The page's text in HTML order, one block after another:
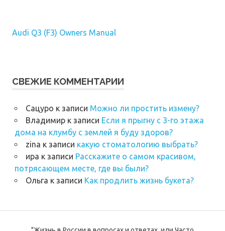
Audi Q3 (F3) Owners Manual
СВЕЖИЕ КОММЕНТАРИИ
Сацуро к записи Можно ли простить измену?
Владимирк записи Если я прыгну с 3-го этажа
дома на клумбу с землей я буду здоров?
zina к записи какую стоматологию выбрать?
ира к записи Расскажите о самом красивом,
потрясающем месте, где вы были?
Ольга к записи Как продлить жизнь букета?